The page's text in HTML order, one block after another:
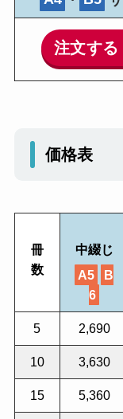
注文する
価格表
冊
数
中綴じ
A5
B
6
5 2,690
10 3,630
15 5,360